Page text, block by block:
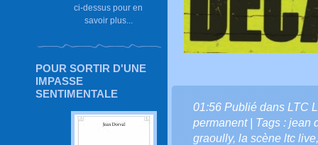
ci-dessus pour en
savoir plus...
POUR SORTIR D'UNE
IMPASSE
SENTIMENTALE
01:56 Publié dans LTC
permanent| Tags : jean
graoully, la scène ltc live